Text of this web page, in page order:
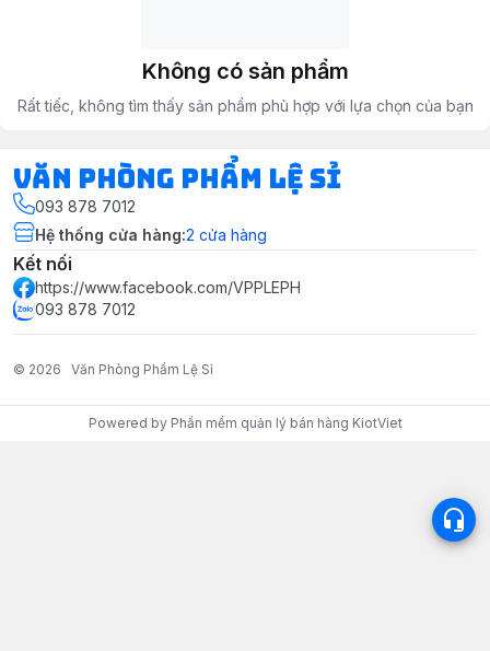
Không có sản phẩm
Rất tiếc, không tìm thấy sản phẩm phù hợp với lựa chọn của bạn
Văn Phòng Phẩm Lệ Sỉ
093 878 7012
Hệ thống cửa hàng:2 cửa hàng
Kết nối
https://www.facebook.com/VPPLEPH
093 878 7012
© 2026 Văn Phòng Phẩm Lệ Sỉ
Powered by Phần mềm quản lý bán hàng KiotViet